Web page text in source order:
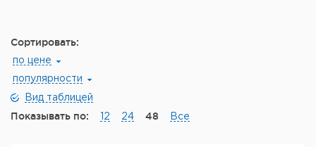
Сортировать:
по цене
популярности
Вид таблицей
Показывать по: 12 24 48 Все